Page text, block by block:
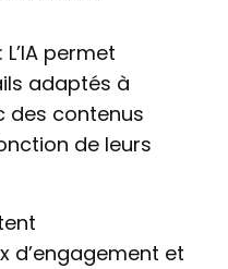
permet
adaptés à
des contenus
de leurs
d’engagement et